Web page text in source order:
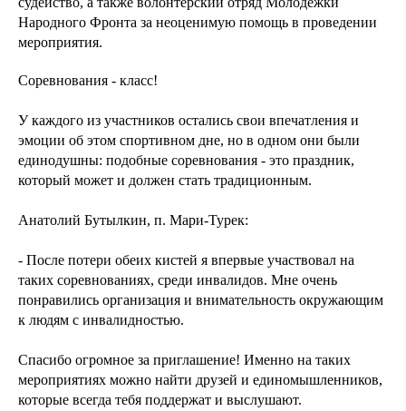
Народного Фронта за неоценимую помощь в проведении
мероприятия.
Соревнования - класс!
У каждого из участников остались свои впечатления и
эмоции об этом спортивном дне, но в одном они были
единодушны: подобные соревнования - это праздник,
который может и должен стать традиционным.
Анатолий Бутылкин, п. Мари-Турек:
- После потери обеих кистей я впервые участвовал на
таких соревнованиях, среди инвалидов. Мне очень
понравились организация и внимательность окружающим
к людям с инвалидностью.
Спасибо огромное за приглашение! Именно на таких
мероприятиях можно найти друзей и единомышленников,
которые всегда тебя поддержат и выслушают.